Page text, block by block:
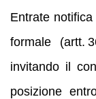
Entrate
formale (artt.
invitando il
posizione